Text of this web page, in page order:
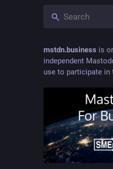
mstdn.business is
independent
use to participate in